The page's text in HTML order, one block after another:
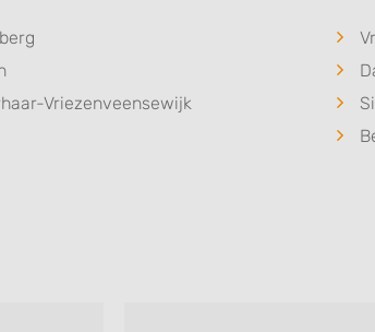
Vriezenveensewijk